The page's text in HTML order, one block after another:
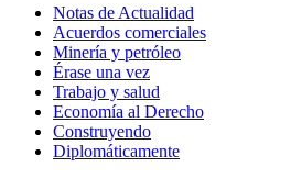
Notas de Actualidad
Acuerdos comerciales
Minería y petróleo
Érase una vez
Trabajo y salud
Economía al Derecho
Construyendo
Diplomáticamente